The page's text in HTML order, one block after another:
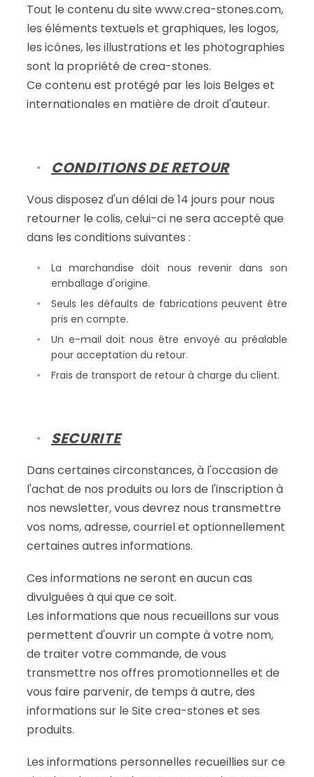
Tout le contenu du site www.crea-stones.com,
les éléments textuels et graphiques, les logos,
les icônes, les illustrations et les photographies
sont la propriété de crea-stones.
Ce contenu est protégé par les lois Belges et
internationales en matière de droit d'auteur.
CONDITIONS DE RETOUR
Vous disposez d'un délai de 14 jours pour nous
retourner le colis, celui-ci ne sera accepté que
dans les conditions suivantes :
La marchandise doit nous revenir dans son
emballage d'origine.
Seuls les défaults de fabrications peuvent être
pris en compte.
Un e-mail doit nous être envoyé au préalable
pour acceptation du retour.
Frais de transport de retour à charge du client.
SECURITE
Dans certaines circonstances, à l'occasion de
l'achat de nos produits ou lors de l'inscription à
nos newsletter, vous devrez nous transmettre
vos noms, adresse, courriel et optionnellement
certaines autres informations.
Ces informations ne seront en aucun cas
divulguées à qui que ce soit.
Les informations que nous recueillons sur vous
permettent d'ouvrir un compte à votre nom,
de traiter votre commande, de vous
transmettre nos offres promotionnelles et de
vous faire parvenir, de temps à autre, des
informations sur le Site crea-stones et ses
produits.
Les informations personnelles recueillies sur ce